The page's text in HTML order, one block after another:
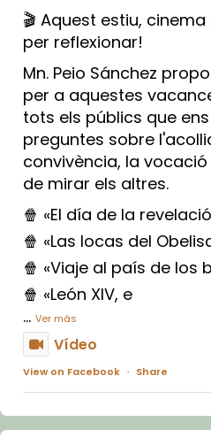
🎬 Aquest estiu,
per reflexionar!
Mn. Peio Sánchez
per a aquestes
tots els públics que
preguntes sobre
convivència, la
de mirar els altres.
🍿 «El día de la
🍿 «Las locas del
🍿 «Viaje al país de los
🍿 «León XIV, e
... Ver más
Vídeo
View on Facebook · Share
Arquebisbat de